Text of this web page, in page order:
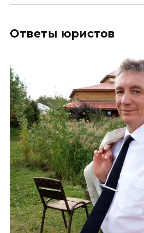
Ответы юристов